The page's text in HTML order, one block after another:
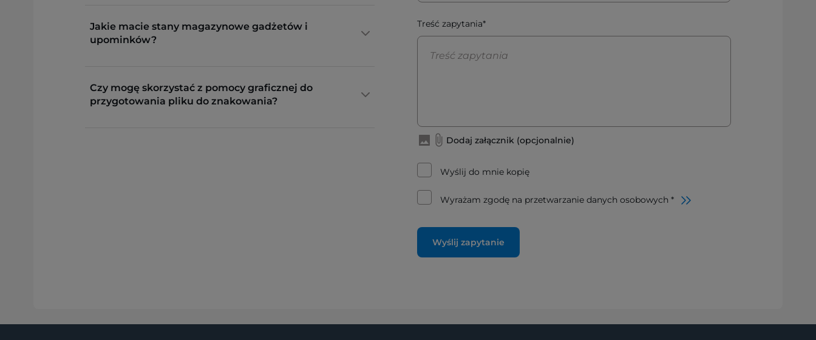
Jakie macie stany magazynowe gadżetów i
upominków?
Czy mogę skorzystać z pomocy graficznej do
przygotowania pliku do znakowania?
Treść zapytania*
Dodaj załącznik (opcjonalnie)
Wyślij do mnie kopię
Wyrażam zgodę na przetwarzanie danych osobowych *
Wyślij zapytanie